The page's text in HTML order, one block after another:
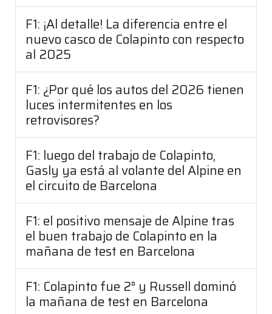
F1: ¡Al detalle! La diferencia entre el
nuevo casco de Colapinto con respecto
al 2025
F1: ¿Por qué los autos del 2026 tienen
luces intermitentes en los
retrovisores?
F1: luego del trabajo de Colapinto,
Gasly ya está al volante del Alpine en
el circuito de Barcelona
F1: el positivo mensaje de Alpine tras
el buen trabajo de Colapinto en la
mañana de test en Barcelona
F1: Colapinto fue 2° y Russell dominó
la mañana de test en Barcelona